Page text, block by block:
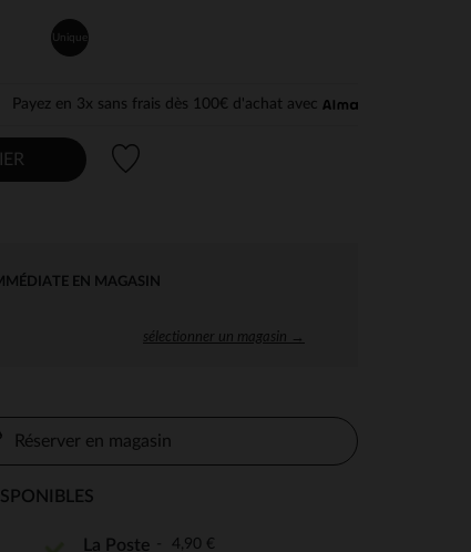
Unique
Payez en 3x sans frais dès 100€ d'achat avec
EN MAGASIN
sélectionner un magasin →
Réserver en magasin
La Poste 4,90 €